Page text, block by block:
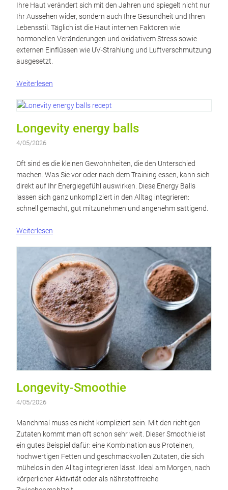
Ihre Haut verändert sich mit den Jahren und spiegelt nicht nur
Ihr Aussehen wider, sondern auch Ihre Gesundheit und Ihren
Lebensstil. Täglich ist die Haut internen Faktoren wie
hormonellen Veränderungen und oxidativem Stress sowie
externen Einflüssen wie UV-Strahlung und Luftverschmutzung
ausgesetzt.
Weiterlesen
Longevity energy balls
4/05/2026
Oft sind es die kleinen Gewohnheiten, die den Unterschied
machen. Was Sie vor oder nach dem Training essen, kann sich
direkt auf Ihr Energiegefühl auswirken. Diese Energy Balls
lassen sich ganz unkompliziert in den Alltag integrieren:
schnell gemacht, gut mitzunehmen und angenehm sättigend.
Weiterlesen
Longevity-Smoothie
4/05/2026
Manchmal muss es nicht kompliziert sein. Mit den richtigen
Zutaten kommt man oft schon sehr weit. Dieser Smoothie ist
ein gutes Beispiel dafür: eine Kombination aus Proteinen,
hochwertigen Fetten und geschmackvollen Zutaten, die sich
mühelos in den Alltag integrieren lässt. Ideal am Morgen, nach
körperlicher Aktivität oder als nährstoffreiche